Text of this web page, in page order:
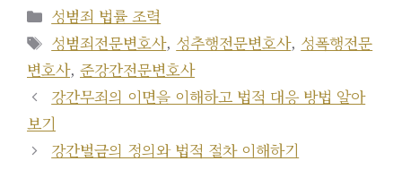
카
테
고
리
성범죄 법률 조력
태
그
성범죄전문변호사, 성추행전문변호사, 성폭행전문
변호사, 준강간전문변호사
강간무죄의 이면을 이해하고 법적 대응 방법 알아
보기
강간벌금의 정의와 법적 절차 이해하기